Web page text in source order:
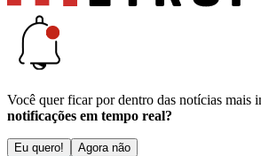
Você quer ficar por dentro das notícias mais
notificações em tempo real?
Eu quero! Agora não